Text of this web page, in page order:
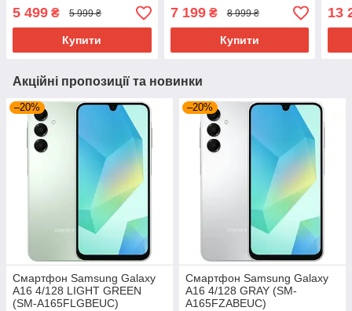
5 499 ₴ 5 999 ₴
Купити
7 199₴ 8 999 ₴
Купити
13
Акційні пропозиції та новинки
–20%
Смартфон Samsung Galaxy
A16 4/128 LIGHT GREEN
(SM-A165FLGBEUC)
–20%
Смартфон Samsung Galaxy
A16 4/128 GRAY (SM-
A165FZABEUC)